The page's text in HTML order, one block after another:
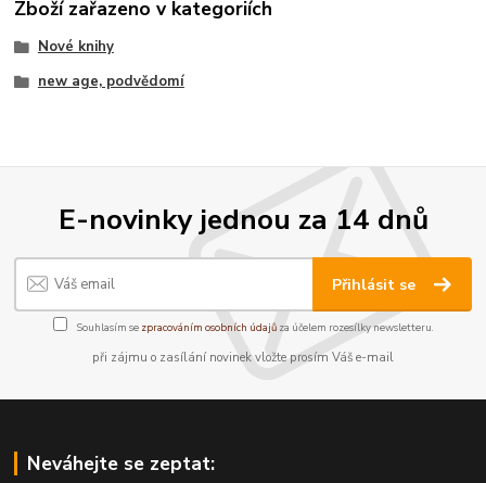
Zboží zařazeno v kategoriích
Nové knihy
new age, podvědomí
E-novinky jednou za 14 dnů
Přihlásit se
Souhlasím se zpracováním osobních údajůza účelem rozesílky newsletteru.
při zájmu o zasílání novinek vložte prosím Váš e-mail
Neváhejte se zeptat: